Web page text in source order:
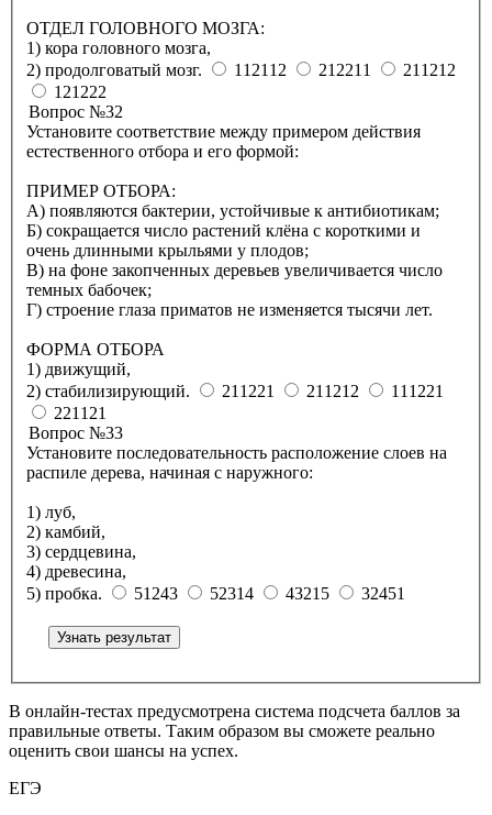
ОТДЕЛ ГОЛОВНОГО МОЗГА:
1) кора головного мозга,
2) продолговатый мозг.
112112 212211
211212
121222
Вопрос №32
Установите соответствие между примером действия
естественного отбора и его формой:
ПРИМЕР ОТБОРА:
А) появляются бактерии, устойчивые к антибиотикам;
Б) сокращается число растений клёна с короткими и
очень длинными крыльями у плодов;
В) на фоне закопченных деревьев увеличивается число
темных бабочек;
Г) строение глаза приматов не изменяется тысячи лет.
ФОРМА ОТБОРА
1) движущий,
2) стабилизирующий.
211221 211212
111221
221121
Вопрос №33
Установите последовательность расположение слоев на
распиле дерева, начиная с наружного:
1) луб,
2) камбий,
3) сердцевина,
4) древесина,
5) пробка.
51243 52314 43215 32451
Узнать результат
В онлайн-тестах предусмотрена система подсчета баллов за
правильные ответы. Таким образом вы сможете реально
оценить свои шансы на успех.
ЕГЭ